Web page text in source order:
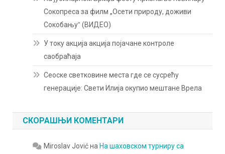
Сокопреса за филм „Осети природу, доживи
Сокобањуˮ (ВИДЕО)
У току акција акција појачане контроле
саобраћаја
Сеоске светковине места где се сусрећу
генерације: Свети Илија окупио мештане Врела
СКОРАШЊИ КОМЕНТАРИ
Miroslav Jovićна На шаховском турниру са